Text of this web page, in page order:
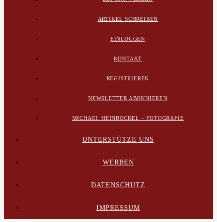
ARTIKEL SCHREIBEN
EINLOGGEN
KONTAKT
REGISTRIEREN
NEWSLETTER ABONNIEREN
MICHAEL HEINBOCKEL – FOTOGRAFIE
UNTERSTÜTZE UNS
WERBEN
DATENSCHUTZ
IMPRESSUM